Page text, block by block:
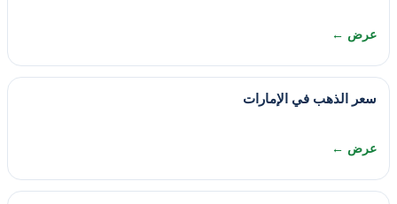
عرض ←
سعر الذهب في الإمارات
عرض ←